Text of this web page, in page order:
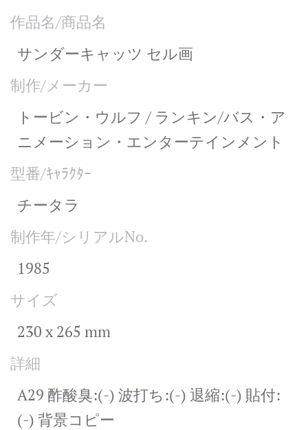
作品名/商品名
サンダーキャッツ セル画
制作/メーカー
トービン・ウルフ / ランキン/バス・ア
ニメーション・エンターテインメント
型番/ｷｬﾗｸﾀｰ
チータラ
制作年/シリアルNo.
1985
サイズ
230 x 265 mm
詳細
A29 酢酸臭:(-) 波打ち:(-) 退縮:(-) 貼付:
(-) 背景コピー